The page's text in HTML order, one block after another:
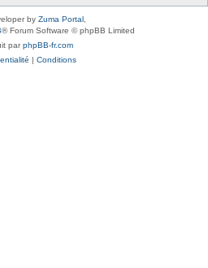
by Zuma Portal
® Forum Software © phpBB Limited
parphpBB-fr.com
| Conditions